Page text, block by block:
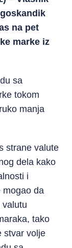
na pet
marke iz
sa
tokom
manja
strane valute
dela kako
i
mogao da
tako
stvar volje